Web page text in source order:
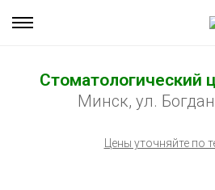
Стоматологический
Минск, ул.
Цены уточняйте по